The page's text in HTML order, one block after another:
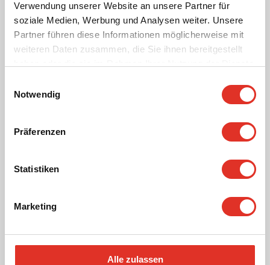
Verwendung unserer Website an unsere Partner für
soziale Medien, Werbung und Analysen weiter. Unsere
Partner führen diese Informationen möglicherweise mit
weiteren Daten zusammen, die Sie ihnen bereitgestellt
Notwendig
Präferenzen
Statistiken
Marketing
Alle zulassen